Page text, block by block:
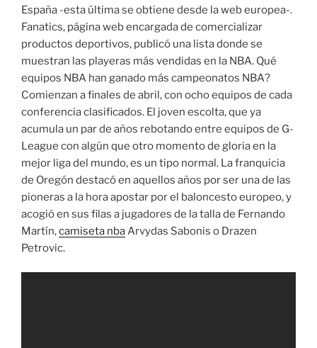
España -esta última se obtiene desde la web europea-.
Fanatics, página web encargada de comercializar
productos deportivos, publicó una lista donde se
muestran las playeras más vendidas en la NBA. Qué
equipos NBA han ganado más campeonatos NBA?
Comienzan a finales de abril, con ocho equipos de cada
conferencia clasificados. El joven escolta, que ya
acumula un par de años rebotando entre equipos de G-
League con algún que otro momento de gloria en la
mejor liga del mundo, es un tipo normal. La franquicia
de Oregón destacó en aquellos años por ser una de las
pioneras a la hora apostar por el baloncesto europeo, y
acogió en sus filas a jugadores de la talla de Fernando
Martín,camiseta nbaArvydas Sabonis o Drazen
Petrovic.